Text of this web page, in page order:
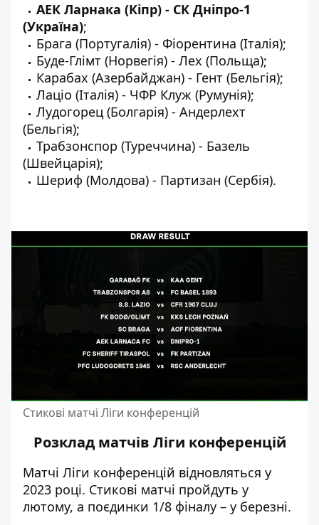
АЕК Ларнака (Кіпр) - СК Дніпро-1
(Україна);
Брага (Португалія) - Фіорентина (Італія);
Буде-Глімт (Норвегія) - Лех (Польща);
Карабах (Азербайджан) - Гент (Бельгія);
Лаціо (Італія) - ЧФР Клуж (Румунія);
Лудогорец (Болгарія) - Андерлехт
(Бельгія);
Трабзонспор (Туреччина) - Базель
(Швейцарія);
Шериф (Молдова) - Партизан (Сербія).
Стикові матчі Ліги конференцій
Розклад матчів Ліги конференцій
Матчі Ліги конференцій відновляться у
2023 році. Стикові матчі пройдуть у
лютому, а поєдинки 1/8 фіналу – у березні.